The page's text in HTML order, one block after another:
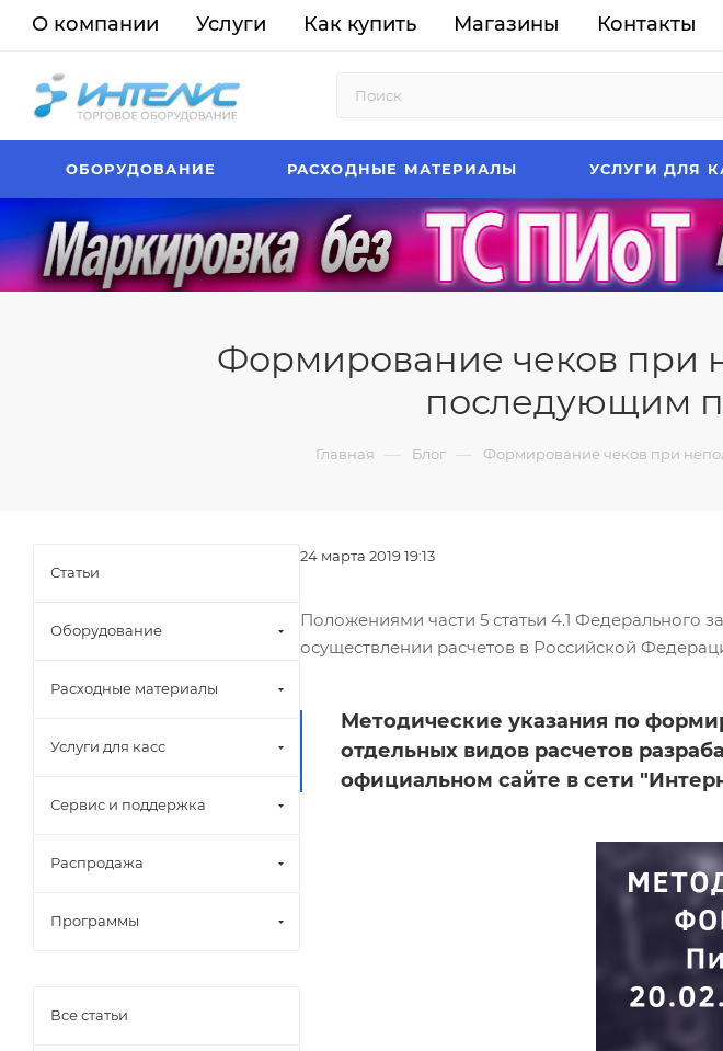
О компании Услуги Как купить Магазины Контакты
ОБОРУДОВАНИЕ РАСХОДНЫЕ МАТЕРИАЛЫ УСЛУГИ ДЛЯ
Формирование чеков при
последующим
Главная — Блог — Формирование чеков при
24 марта 2019 19:13
Положениями части 5 статьи 4.1 Федерального
осуществлении расчетов в Российской
Методические указания по
отдельных видов расчетов
официальном сайте в сети
Статьи
Оборудование
Расходные материалы
Услуги для касс
Сервис и поддержка
Распродажа
Программы
Все статьи